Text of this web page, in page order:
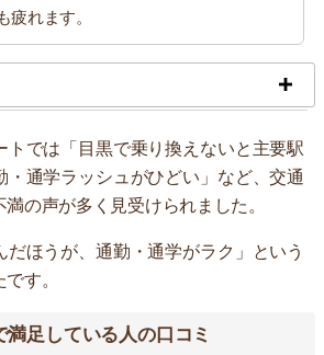
疲れます。
トでは「目黒で乗り換えないと主要駅
・通学ラッシュがひどい」など、交通
の声が多く見受けられました。
だほうが、通勤・通学がラク」という
す。
足している人の口コミ